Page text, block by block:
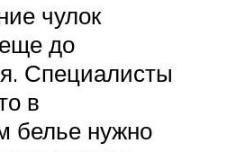
чулок
до
Специалисты
в
белье нужно